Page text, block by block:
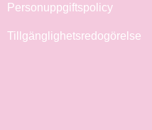
Personuppgiftspolicy
Tillgänglighetsredogörelse